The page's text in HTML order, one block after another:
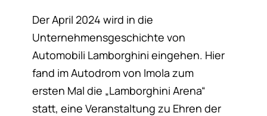
Der April 2024 wird in die
Unternehmensgeschichte von
Automobili Lamborghini eingehen. Hier
fand im Autodrom von Imola zum
ersten Mal die „Lamborghini Arena“
statt, eine Veranstaltung zu Ehren der